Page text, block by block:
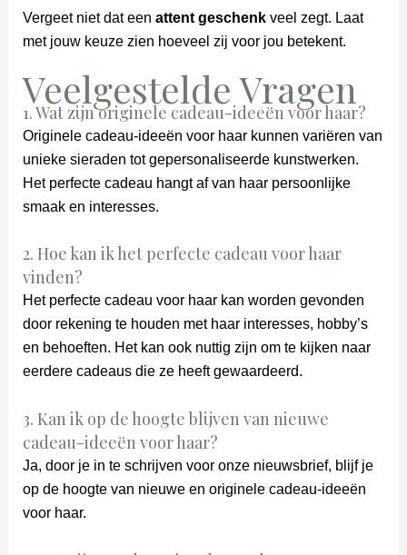
Vergeet niet dat een attent geschenkveel zegt. Laat
met jouw keuze zien hoeveel zij voor jou betekent.
Veelgestelde Vragen
1. Wat zijn originele cadeau-ideeën voor haar?
Originele cadeau-ideeën voor haar kunnen variëren van
unieke sieraden tot gepersonaliseerde kunstwerken.
Het perfecte cadeau hangt af van haar persoonlijke
smaak en interesses.
2. Hoe kan ik het perfecte cadeau voor haar
vinden?
Het perfecte cadeau voor haar kan worden gevonden
door rekening te houden met haar interesses, hobby’s
en behoeften. Het kan ook nuttig zijn om te kijken naar
eerdere cadeaus die ze heeft gewaardeerd.
3. Kan ik op de hoogte blijven van nieuwe
cadeau-ideeën voor haar?
Ja, door je in te schrijven voor onze nieuwsbrief, blijf je
op de hoogte van nieuwe en originele cadeau-ideeën
voor haar.